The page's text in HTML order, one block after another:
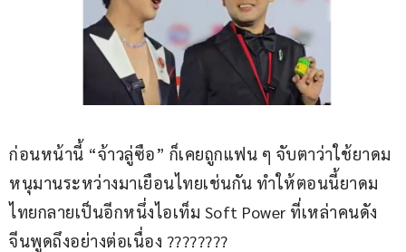
ก่อนหน้านี้ “จ้าวลู่ซือ” ก็เคยถูกแฟน ๆ จับตาว่าใช้ยาดม
หนุมานระหว่างมาเยือนไทยเช่นกัน ทำให้ตอนนี้ยาดม
ไทยกลายเป็นอีกหนึ่งไอเท็ม Soft Power ที่เหล่าคนดัง
จีนพูดถึงอย่างต่อเนื่อง ????????